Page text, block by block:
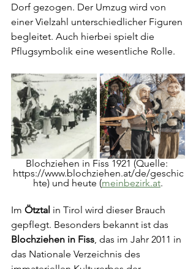
Dorf gezogen. Der Umzug wird von
einer Vielzahl unterschiedlicher Figuren
begleitet. Auch hierbei spielt die
Pflugsymbolik eine wesentliche Rolle.
Blochziehen in Fiss 1921 (Quelle:
https://www.blochziehen.at/de/geschic
hte) und heute (meinbezirk.at.
Im Ötztal in Tirol wird dieser Brauch
gepflegt. Besonders bekannt ist das
Blochziehen in Fiss, das im Jahr 2011 in
das Nationale Verzeichnis des